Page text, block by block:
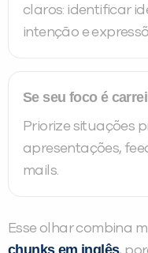
claros: identificar
intenção e
Se seu foco é
Priorize situações
apresentações,
mails.
Esse olhar combina